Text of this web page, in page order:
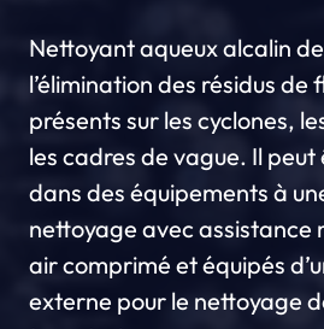
Nettoyant aqueux alcalin
l’élimination des résidus de
présents sur les cyclones,
les cadres de vague. Il
dans des équipements à
nettoyage avec assistance
air comprimé et équipés
externe pour le nettoyage